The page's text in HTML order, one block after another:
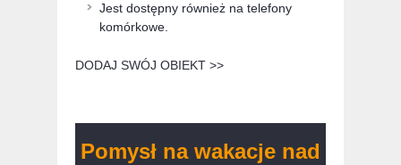
Jest dostępny również na telefony
komórkowe.
DODAJ SWÓJ OBIEKT >>
Pomysł na wakacje nad